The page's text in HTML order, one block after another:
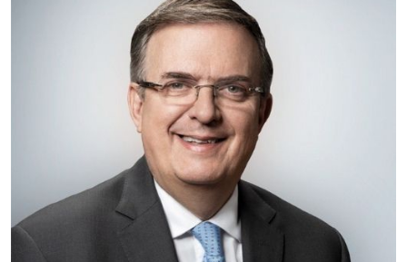
Especificaciones:
TORQUE CONTROLADO,
MECANICOS, ELECTRONICOS,
DIGITALES, MULTIPLICADORES,
PARA PUNTAS,
Aplicar al Requerimiento
Empresa en Estado de México